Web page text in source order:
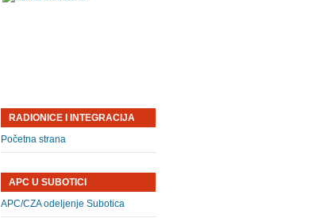
RADIONICE I INTEGRACIJA
Početna strana
APC U SUBOTICI
APC/CZA odeljenje Subotica